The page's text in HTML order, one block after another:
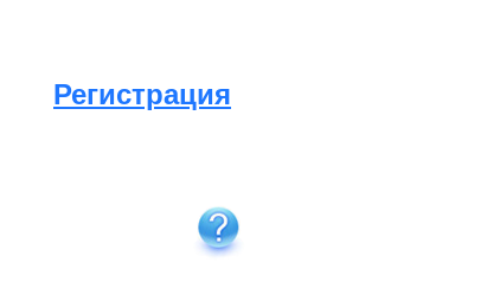
Регистрация